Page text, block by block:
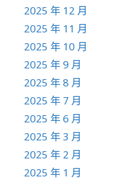
2025 年 12 月
2025 年 11 月
2025 年 10 月
2025 年 9 月
2025 年 8 月
2025 年 7 月
2025 年 6 月
2025 年 3 月
2025 年 2 月
2025 年 1 月